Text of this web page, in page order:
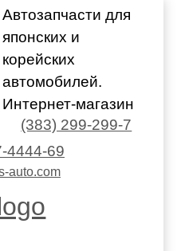
Автозапчасти для
японских и
корейских
автомобилей.
Интернет-магазин
(383) 299-299-7
4444-69
auto.com